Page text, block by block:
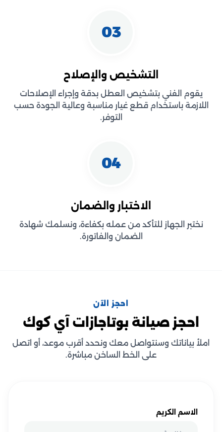
03
التشخيص والإصلاح
يقوم الفني بتشخيص العطل بدقة وإجراء الإصلاحات
اللازمة باستخدام قطع غيار مناسبة وعالية الجودة حسب
التوفر.
04
الاختبار والضمان
نختبر الجهاز للتأكد من عمله بكفاءة، ونسلمك شهادة
الضمان والفاتورة.
احجز الآن
احجز صيانة بوتاجازات آي كوك
املأ بياناتك وسنتواصل معك ونحدد أقرب موعد، أو اتصل
على الخط الساخن مباشرة.
الاسم الكريم